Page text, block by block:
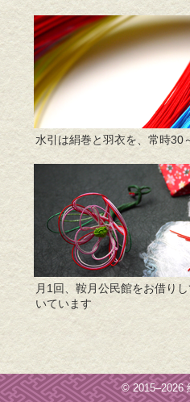
水引は絹巻と羽衣を、常時30
月1回、鞍月公民館をお借り
いています
© 2015–2026